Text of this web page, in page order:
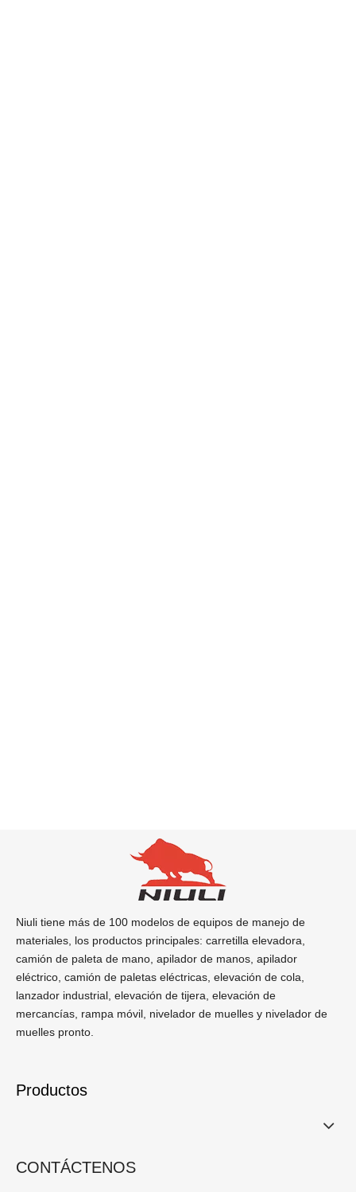
Niuli tiene más de 100 modelos de equipos de manejo de
materiales, los productos principales: carretilla elevadora,
camión de paleta de mano, apilador de manos, apilador
eléctrico, camión de paletas eléctricas, elevación de cola,
lanzador industrial, elevación de tijera, elevación de
mercancías, rampa móvil, nivelador de muelles y nivelador de
muelles pronto.
Productos
CONTÁCTENOS